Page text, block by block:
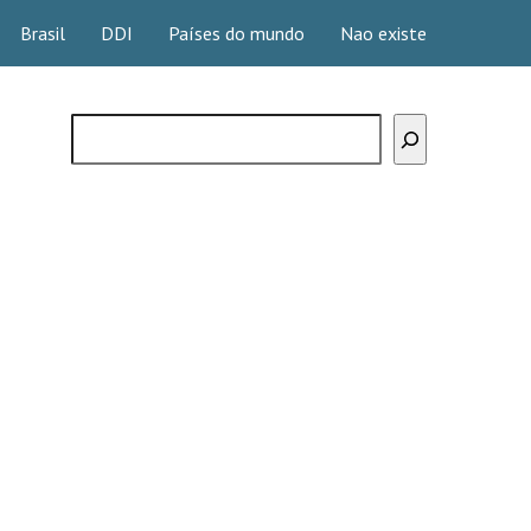
Brasil DDI Países do mundo Nao existe